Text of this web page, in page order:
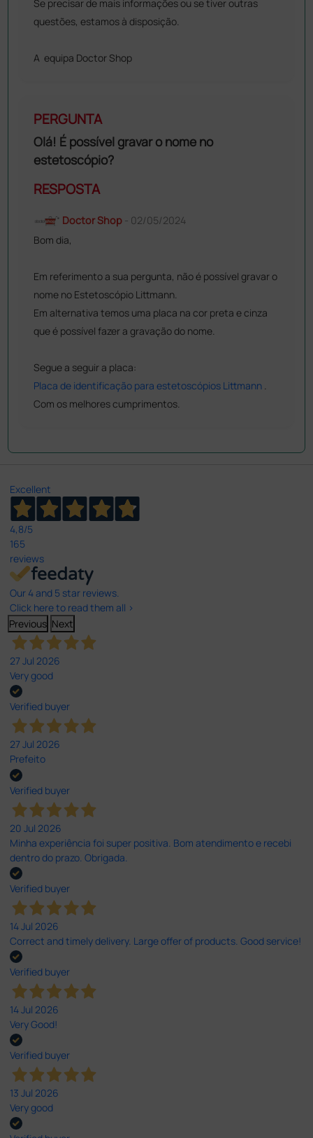
Se precisar de mais informações ou se tiver outras
questões, estamos à disposição.
A equipa Doctor Shop
PERGUNTA
Olá! É possível gravar o nome no
estetoscópio?
RESPOSTA
Doctor Shop- 02/05/2024
Bom dia,
Em referimento a sua pergunta, não é possível gravar o
nome no Estetoscópio Littmann.
Em alternativa temos uma placa na cor preta e cinza
que é possível fazer a gravação do nome.
Segue a seguir a placa:
Placa de identificação para estetoscópios Littmann .
Com os melhores cumprimentos.
Excellent
4,8/5
165
reviews
Our 4 and 5 star reviews.
Click here to read them all >
Previous Next
27 Jul 2026
Very good
Verified buyer
27 Jul 2026
Prefeito
Verified buyer
20 Jul 2026
Minha experiência foi super positiva. Bom atendimento e recebi
dentro do prazo. Obrigada.
Verified buyer
14 Jul 2026
Correct and timely delivery. Large offer of products. Good service!
Verified buyer
14 Jul 2026
Very Good!
Verified buyer
13 Jul 2026
Very good